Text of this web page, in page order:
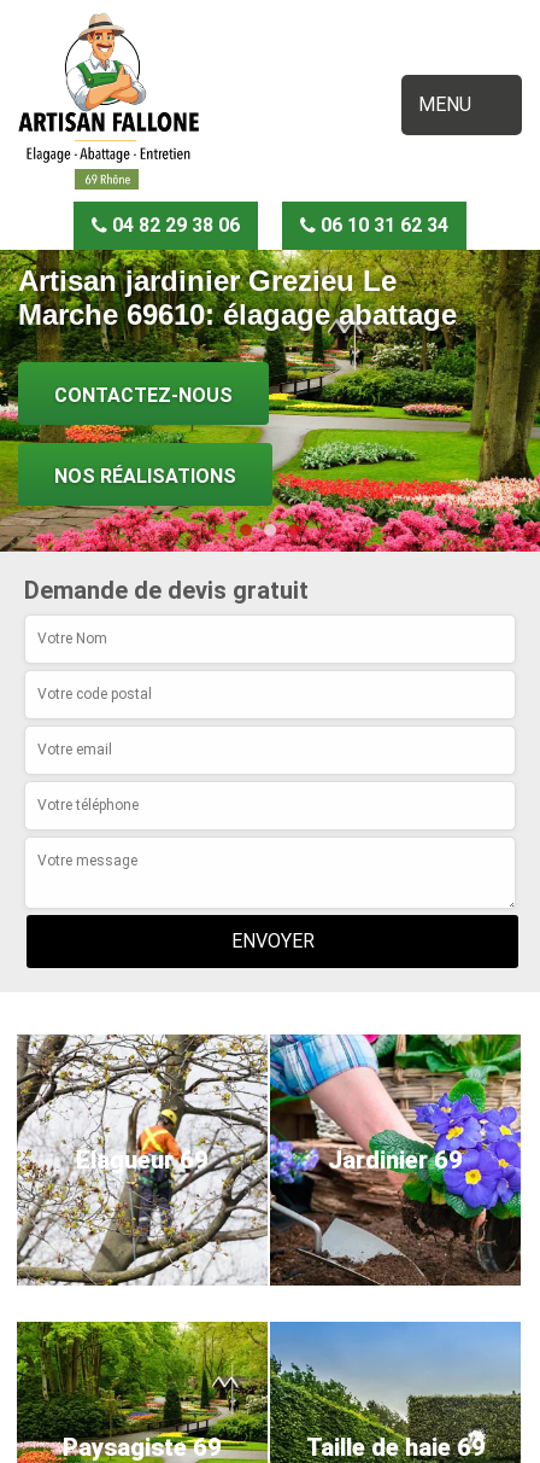
MENU
04 82 29 38 06 06 10 31 62 34
Artisan jardinier Grezieu Le
Marche 69610: élagage abattage
CONTACTEZ-NOUS
NOS RÉALISATIONS
Demande de devis gratuit
Elagueur 69 Jardinier 69
Paysagiste 69 Taille de haie 69